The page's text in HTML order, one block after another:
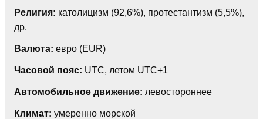
Религия: католицизм (92,6%), протестантизм (5,5%),
др.
Валюта: евро (EUR)
Часовой пояс: UTC, летом UTC+1
Автомобильное движение: левостороннее
Климат: умеренно морской